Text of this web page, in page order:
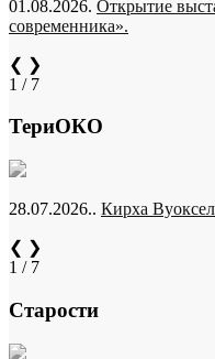
01.08.2026. Открытие
современника».
❮ ❯
1 / 7
ТериОКО
28.07.2026.. Кирха
❮ ❯
1 / 7
Старости